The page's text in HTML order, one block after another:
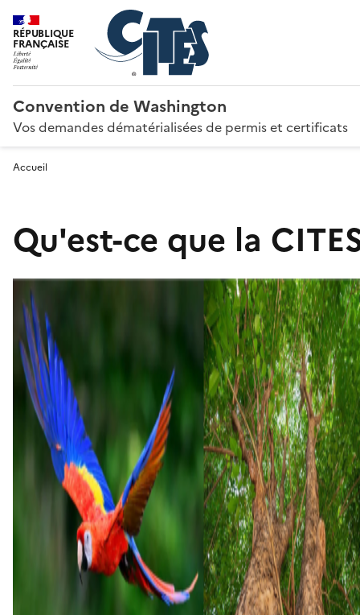
RÉPUBLIQUE
FRANÇAISE
Convention de Washington
Vos demandes dématérialisées de permis et certificats
Accueil
Qu'est-ce que la